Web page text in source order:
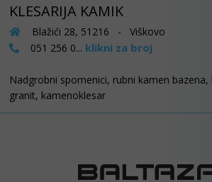
KLESARIJA KAMIK
Blažići 28, 51216 - Viškovo
051 256 0... klikni za broj
Nadgrobni spomenici, rubni kamen
granit, kamenoklesar